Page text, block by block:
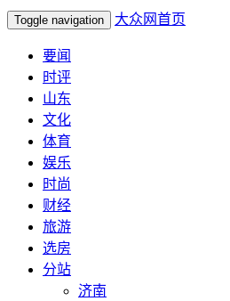
Toggle navigation 大众网首页
要闻
时评
山东
文化
体育
娱乐
时尚
财经
旅游
选房
分站
济南